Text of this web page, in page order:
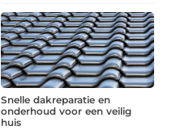
Snelle dakreparatie en
onderhoud voor een veilig
huis